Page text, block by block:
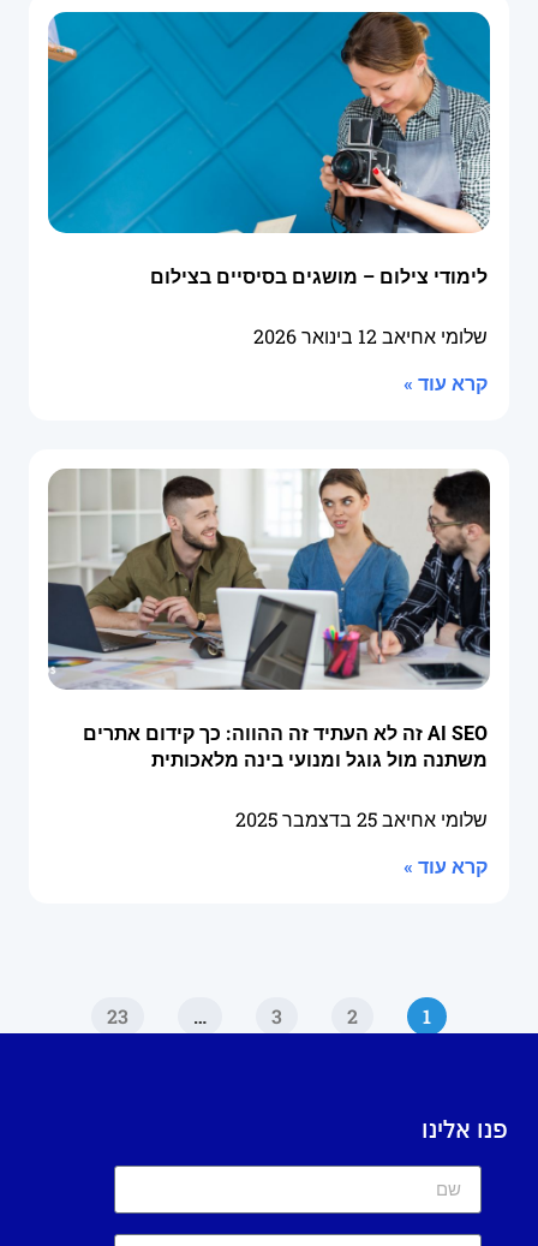
לימודי צילום – מושגים בסיסיים בצילום
שלומי אחיאב12 בינואר 2026
קרא עוד »
AI SEO זה לא העתיד זה ההווה: כך קידום אתרים
משתנה מול גוגל ומנועי בינה מלאכותית
שלומי אחיאב25 בדצמבר 2025
קרא עוד »
1
2
3
…
23
פנו אלינו